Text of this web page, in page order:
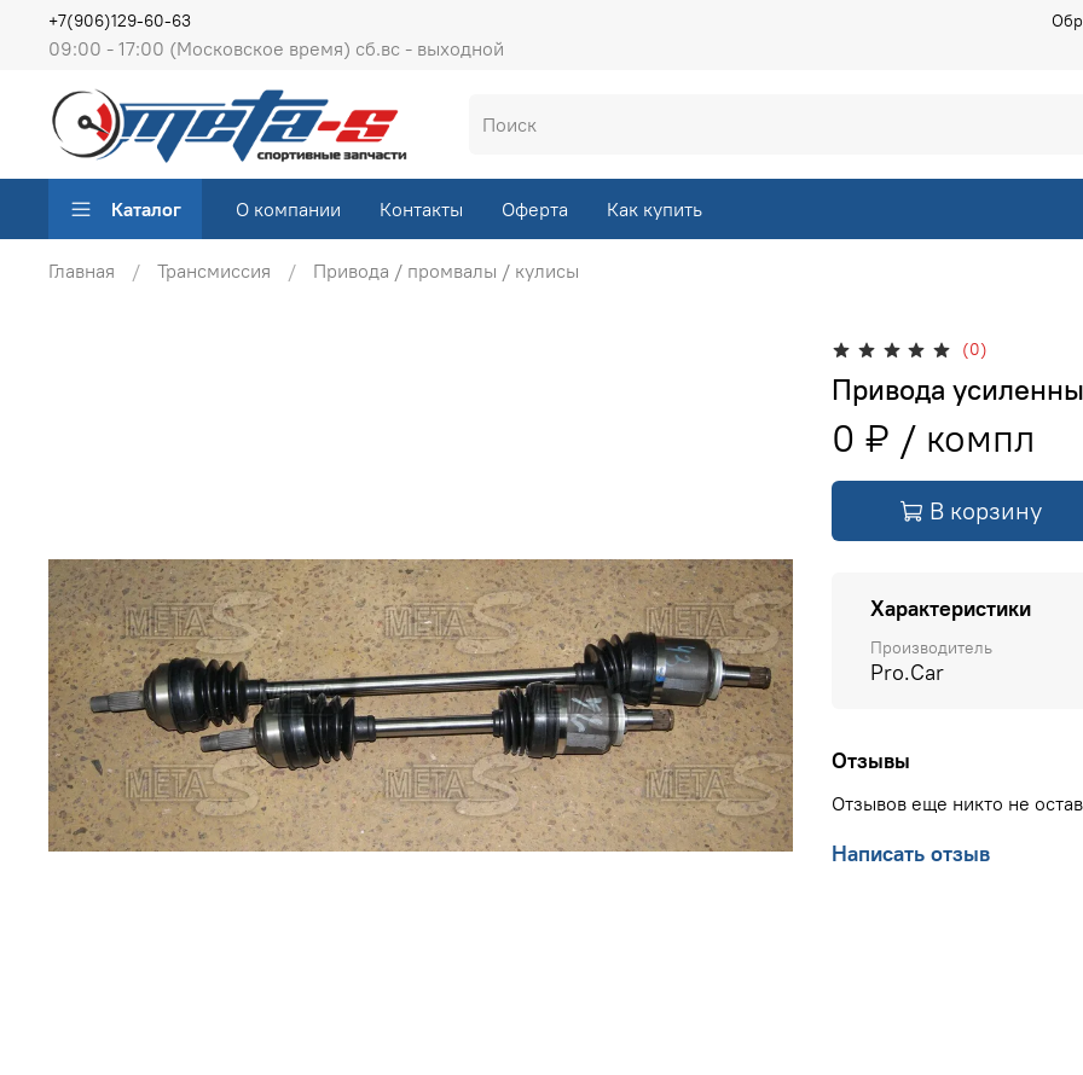
09:00 - 17:00 (Московское время) сб.вс - выходной
+7(906)129-60-63
Каталог О компании Контакты Оферта Как купить
Главная Трансмиссия Привода / промвалы / кулисы
(0)
Привода
0 ₽
В корзину
Характеристики
Производитель
Pro.Car
Отзывы
Отзывов еще никто не
Написать отзыв